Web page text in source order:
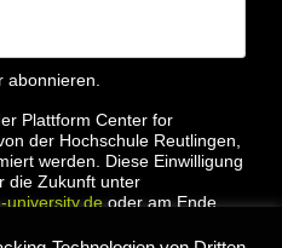
abonnieren.
Plattform Center for
der Hochschule Reutlingen,
werden. Diese Einwilligung
die Zukunft unter
university.deoder am Ende